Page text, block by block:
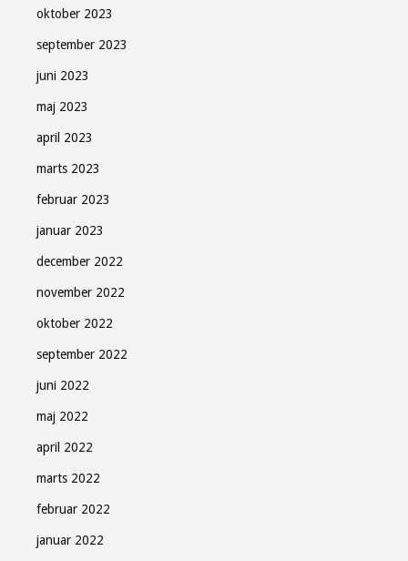
oktober 2023
september 2023
juni 2023
maj 2023
april 2023
marts 2023
februar 2023
januar 2023
december 2022
november 2022
oktober 2022
september 2022
juni 2022
maj 2022
april 2022
marts 2022
februar 2022
januar 2022